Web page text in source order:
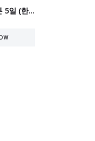
옐로스톤/그랜티톤 5일 (한정판매)